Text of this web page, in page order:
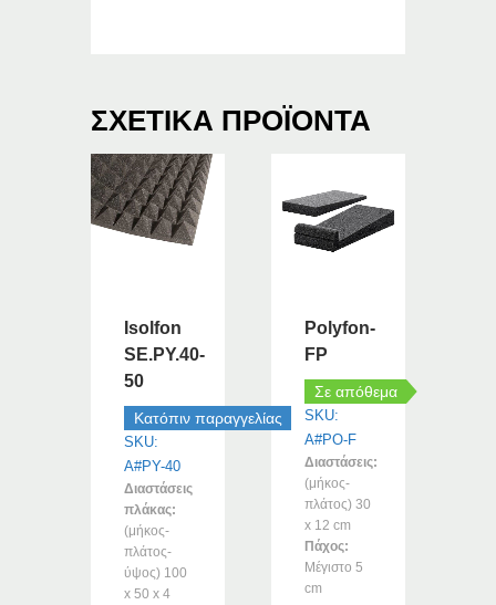
ΣΧΕΤΙΚΆ ΠΡΟΪΌΝΤΑ
Isolfon
SE.PY.40-
50
Κατόπιν παραγγελίας
SKU:
A#PY-40
Διαστάσεις
πλάκας:
(μήκος-
πλάτος-
ύψος) 100
x 50 x 4
Polyfon-
FP
Σε απόθεμα
SKU:
A#PO-F
Διαστάσεις:
(μήκος-
πλάτος) 30
x 12 cm
Πάχος:
Μέγιστο 5
cm